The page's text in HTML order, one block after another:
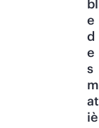
bl
e
d
e
s
m
at
iè